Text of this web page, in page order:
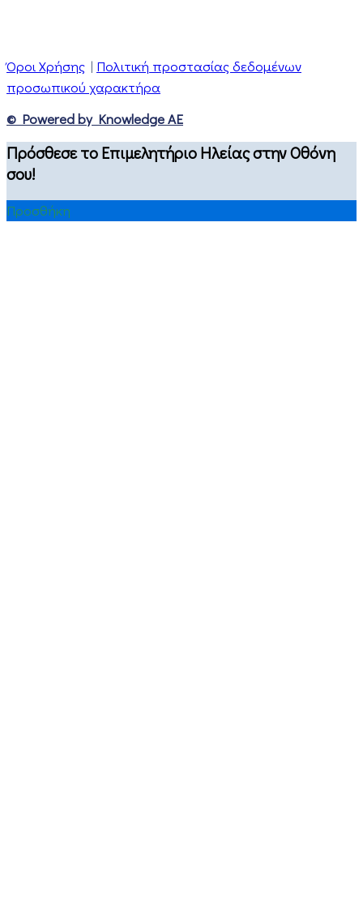
Όροι Χρήσης | Πολιτική προστασίας δεδομένων
προσωπικού χαρακτήρα
© Powered by Knowledge AE
Πρόσθεσε το Επιμελητήριο Ηλείας στην Οθόνη
σου!
Προσθήκη